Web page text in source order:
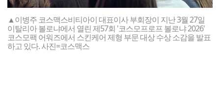
▲이병주 코스맥스비티아이 대표이사 부회장이 지난 3월 27일
이탈리아 볼로냐에서 열린 제57회 '코스모프로프 볼로냐 2026'
코스모팩 어워즈에서 스킨케어 제형 부문 대상 수상 소감을 발표
하고 있다. 사진=코스맥스